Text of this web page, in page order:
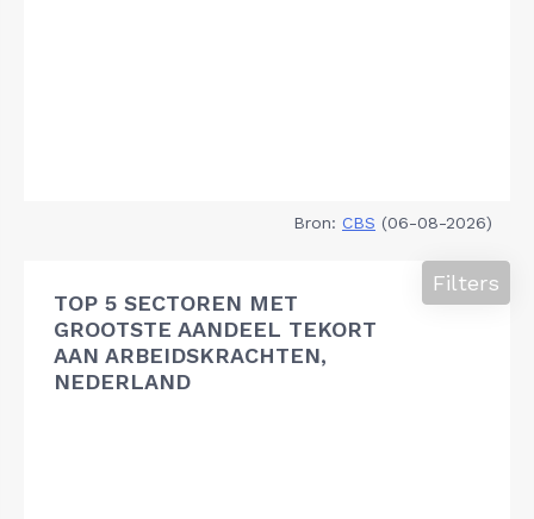
Bron: CBS (06-08-2026)
TOP 5 SECTOREN MET
GROOTSTE AANDEEL TEKORT
AAN ARBEIDSKRACHTEN,
NEDERLAND
Filters